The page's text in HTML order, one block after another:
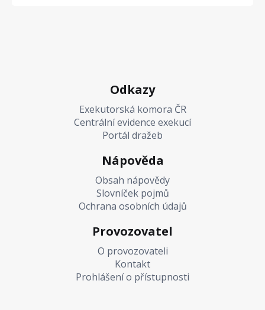
Odkazy
Exekutorská komora ČR
Centrální evidence exekucí
Portál dražeb
Nápověda
Obsah nápovědy
Slovníček pojmů
Ochrana osobních údajů
Provozovatel
O provozovateli
Kontakt
Prohlášení o přístupnosti